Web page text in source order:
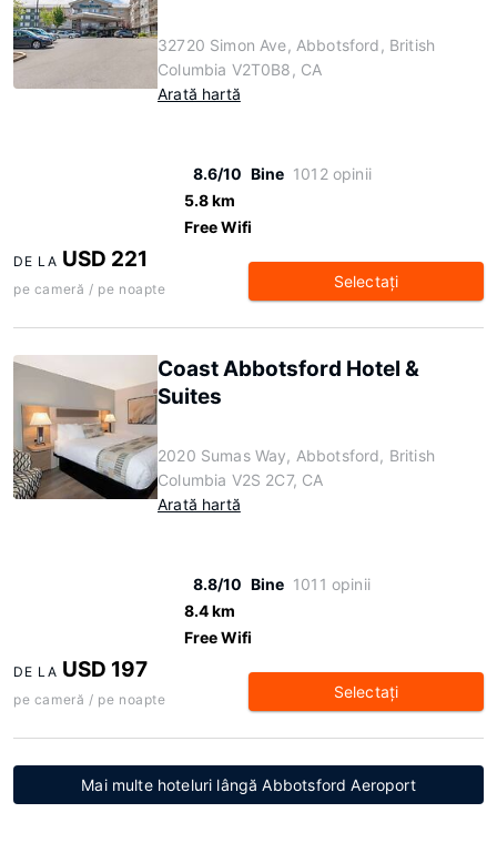
32720 Simon Ave, Abbotsford, British
Columbia V2T0B8, CA
Arată hartă
8.6/10 Bine 1012 opinii
5.8 km
Free Wifi
DE LA USD 221
pe cameră / pe noapte Selectaţi
Coast Abbotsford Hotel &
Suites
2020 Sumas Way, Abbotsford, British
Columbia V2S 2C7, CA
Arată hartă
8.8/10 Bine 1011 opinii
8.4 km
Free Wifi
DE LA USD 197
pe cameră / pe noapte Selectaţi
Mai multe hoteluri lângă Abbotsford Aeroport